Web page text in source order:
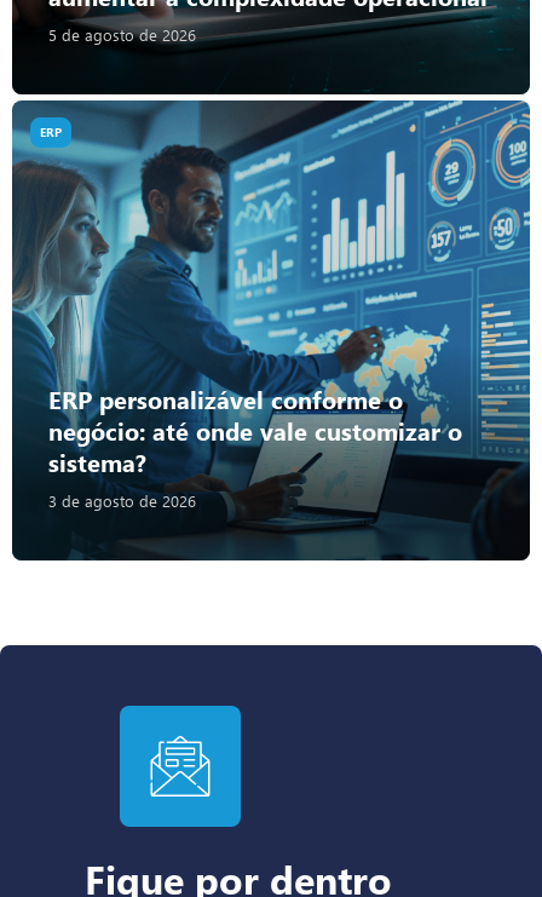
5 de agosto de 2026
ERP personalizável conforme o
negócio: até onde vale customizar o
sistema?
3 de agosto de 2026
ERP
Fique por dentro